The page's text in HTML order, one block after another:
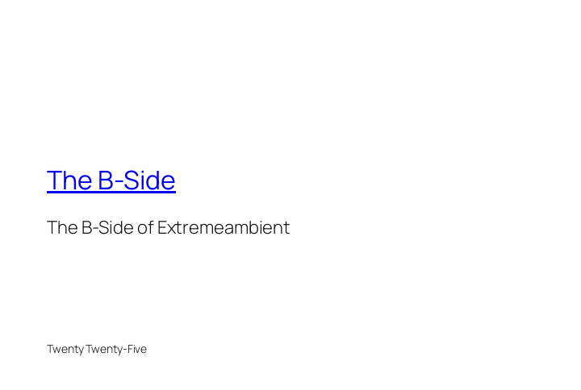
The B-Side
The B-Side of Extremeambient
Twenty Twenty-Five